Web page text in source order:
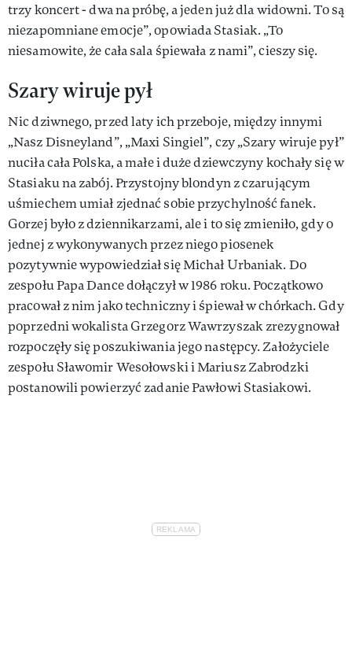
trzy koncert - dwa na próbę, a jeden już dla widowni. To są
niezapomniane emocje”, opowiada Stasiak. „To
niesamowite, że cała sala śpiewała z nami”, cieszy się.
Szary wiruje pył
Nic dziwnego, przed laty ich przeboje, między innymi
„Nasz Disneyland”, „Maxi Singiel”, czy „Szary wiruje pył”
nuciła cała Polska, a małe i duże dziewczyny kochały się w
Stasiaku na zabój. Przystojny blondyn z czarującym
uśmiechem umiał zjednać sobie przychylność fanek.
Gorzej było z dziennikarzami, ale i to się zmieniło, gdy o
jednej z wykonywanych przez niego piosenek
pozytywnie wypowiedział się Michał Urbaniak. Do
zespołu Papa Dance dołączył w 1986 roku. Początkowo
pracował z nim jako techniczny i śpiewał w chórkach. Gdy
poprzedni wokalista Grzegorz Wawrzyszak zrezygnował
rozpoczęły się poszukiwania jego następcy. Założyciele
zespołu Sławomir Wesołowski i Mariusz Zabrodzki
postanowili powierzyć zadanie Pawłowi Stasiakowi.